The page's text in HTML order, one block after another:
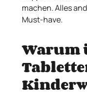
machen. Alles
Must-have.
Warum